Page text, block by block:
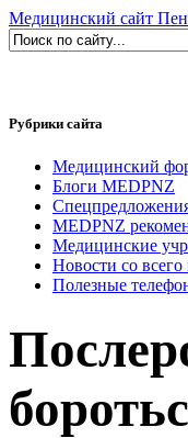
Медицинский сайт
Рубрики сайта
Медицинский
Блоги MEDPNZ
MEDPNZ
Медицинские
Новости со всего
Полезные